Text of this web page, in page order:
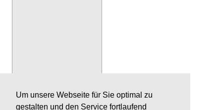
Um unsere Webseite für Sie optimal zu
gestalten und den Service fortlaufend